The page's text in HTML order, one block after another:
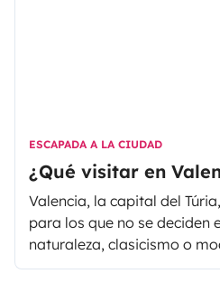
ESCAPADA A LA CIUDAD
¿Qué visitar en
Valencia, la capital del
para los que no se deciden
naturaleza, clasicismo o
o pueblito con encanto.